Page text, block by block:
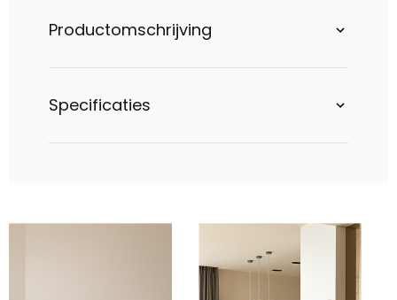
Productomschrijving
Specificaties